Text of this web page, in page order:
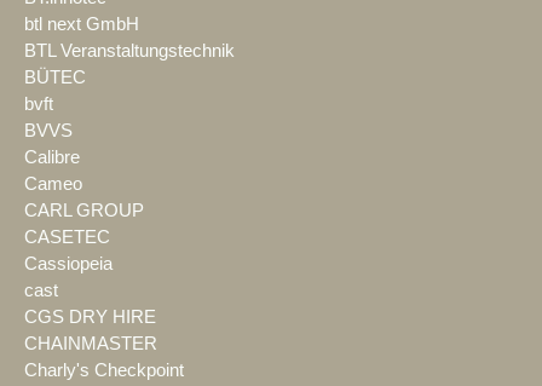
btl next GmbH
BTL Veranstaltungstechnik
BÜTEC
bvft
BVVS
Calibre
Cameo
CARL GROUP
CASETEC
Cassiopeia
cast
CGS DRY HIRE
CHAINMASTER
Charly's Checkpoint